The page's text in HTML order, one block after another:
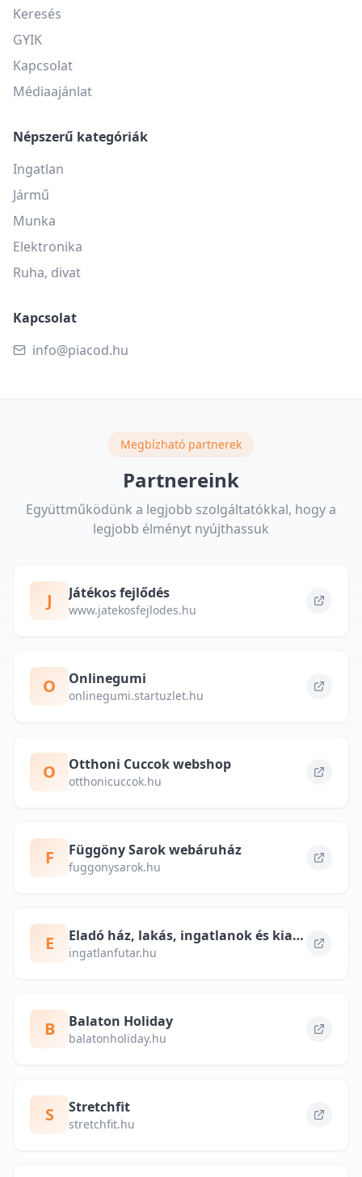
Keresés
GYIK
Kapcsolat
Médiaajánlat
Népszerű kategóriák
Ingatlan
Jármű
Munka
Elektronika
Ruha, divat
Kapcsolat
info@piacod.hu
Megbízható partnerek
Partnereink
Együttműködünk a legjobb szolgáltatókkal, hogy a
legjobb élményt nyújthassuk
J Játékos fejlődés
www.jatekosfejlodes.hu
O Onlinegumi
onlinegumi.startuzlet.hu
O Otthoni Cuccok webshop
otthonicuccok.hu
F Függöny Sarok webáruház
fuggonysarok.hu
E Eladó ház, lakás, ingatlanok és kiadó albérlet – ingatlanfutar.hu
ingatlanfutar.hu
B Balaton Holiday
balatonholiday.hu
S Stretchfit
stretchfit.hu